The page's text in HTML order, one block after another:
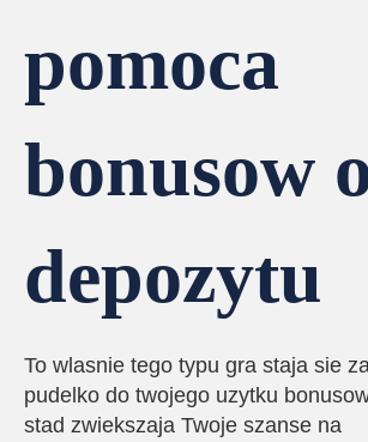
pomoca
bonusow
depozytu
To wlasnie tego typu gra staja sie
pudelko do twojego uzytku
stad zwiekszaja Twoje szanse na